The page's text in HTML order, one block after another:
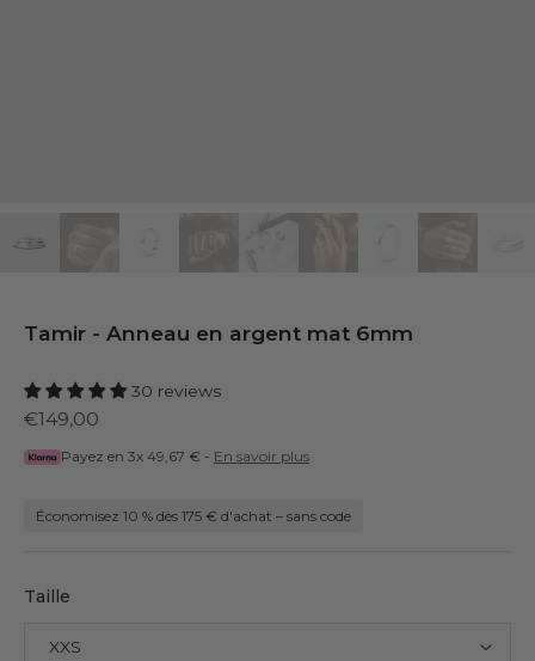
Tamir - Anneau en argent mat 6mm
30 reviews
€149,00
Payez en 3x 49,67 € - En savoir plus
Économisez 10 % dès 175 € d'achat – sans code
Taille